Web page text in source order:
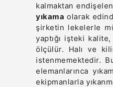
kalmaktan
yıkama olarak
şirketin lekelerle
yaptığı işteki
ölçülür. Halı ve
istenmemektedir.
elemanlarınca
ekipmanlarla